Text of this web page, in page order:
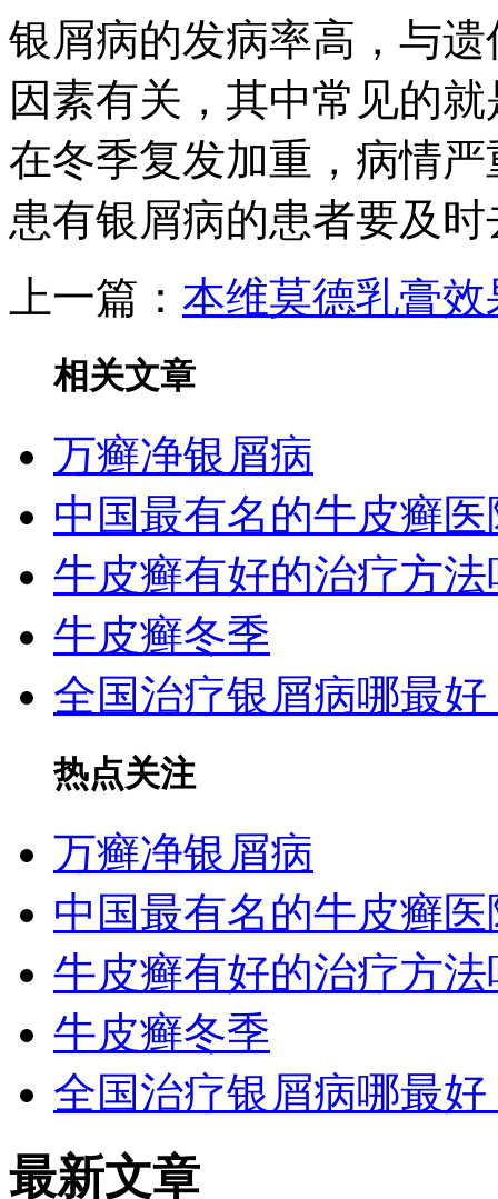
银屑病的发病率高，与
因素有关，其中常见的
在冬季复发加重，病情
患有银屑病的患者要及
上一篇： 本维莫德乳膏效
相关文章
万癣净银屑病
中国最有名的牛皮癣医
牛皮癣有好的治疗方法
牛皮癣冬季
全国治疗银屑病哪最好
热点关注
万癣净银屑病
中国最有名的牛皮癣医
牛皮癣有好的治疗方法
牛皮癣冬季
全国治疗银屑病哪最好
最新文章